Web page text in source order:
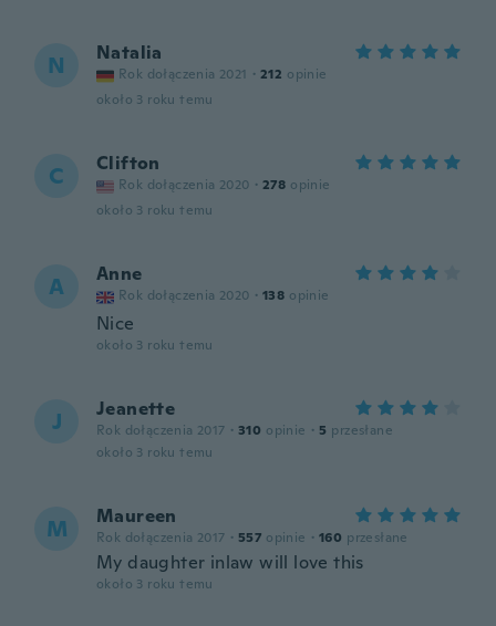
N Natalia
Rok dołączenia 2021 · 212 opinie
około 3 roku temu
C Clifton
Rok dołączenia 2020 · 278 opinie
około 3 roku temu
A Anne
Rok dołączenia 2020 · 138 opinie
Nice
około 3 roku temu
J Jeanette
Rok dołączenia 2017 · 310 opinie · 5 przesłane
około 3 roku temu
M Maureen
Rok dołączenia 2017 · 557 opinie · 160 przesłane
My daughter inlaw will love this
około 3 roku temu